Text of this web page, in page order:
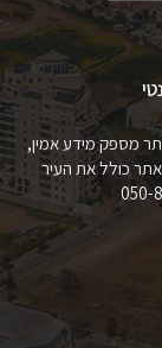
מספק מידע אמין,
כולל את העיר